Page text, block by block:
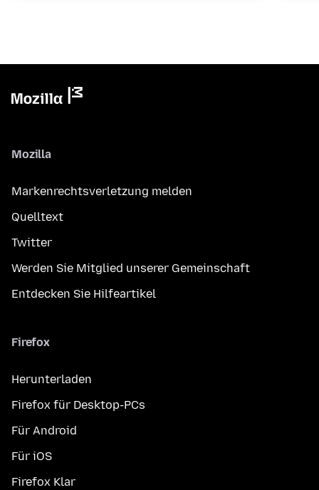
Mozilla
Markenrechtsverletzung melden
Quelltext
Twitter
Werden Sie Mitglied unserer Gemeinschaft
Entdecken Sie Hilfeartikel
Firefox
Herunterladen
Firefox für Desktop-PCs
Für Android
Für iOS
Firefox Klar